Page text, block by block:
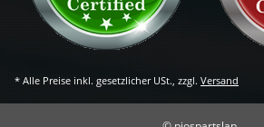
* Alle Preise inkl. gesetzlicher USt., zzgl. Versand